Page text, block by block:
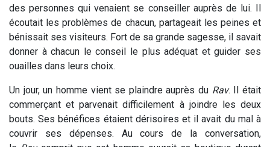
des personnes qui venaient se conseiller auprès de lui. Il
écoutait les problèmes de chacun, partageait les peines et
bénissait ses visiteurs. Fort de sa grande sagesse, il savait
donner à chacun le conseil le plus adéquat et guider ses
ouailles dans leurs choix.
Un jour, un homme vient se plaindre auprès du Rav. Il était
commerçant et parvenait difficilement à joindre les deux
bouts. Ses bénéfices étaient dérisoires et il avait du mal à
couvrir ses dépenses. Au cours de la conversation,